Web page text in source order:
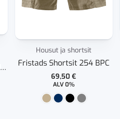
Housut ja shortsit
Fristads Shortsit 254 BPC
69,50€
ALV 0%